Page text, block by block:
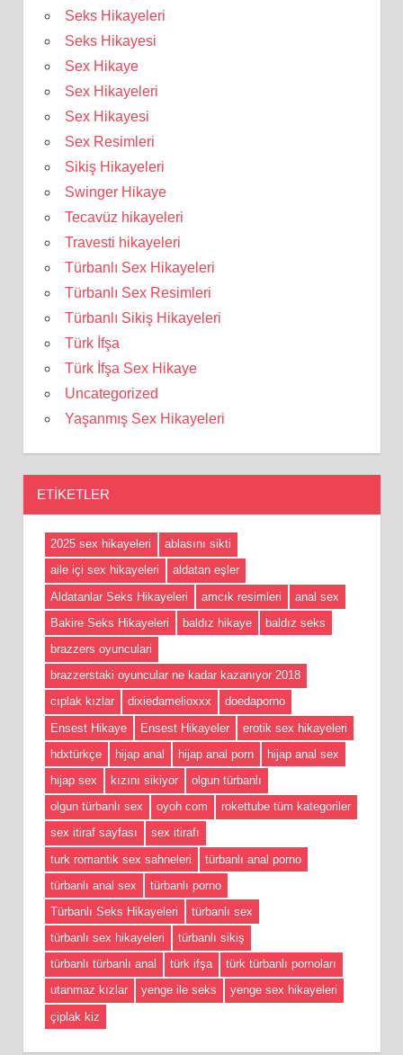
Seks Hikayeleri
Seks Hikayesi
Sex Hikaye
Sex Hikayeleri
Sex Hikayesi
Sex Resimleri
Sikiş Hikayeleri
Swinger Hikaye
Tecavüz hikayeleri
Travesti hikayeleri
Türbanlı Sex Hikayeleri
Türbanlı Sex Resimleri
Türbanlı Sikiş Hikayeleri
Türk İfşa
Türk İfşa Sex Hikaye
Uncategorized
Yaşanmış Sex Hikayeleri
ETIKETLER
2025 sex hikayeleri
ablasını sikti
aile içi sex hikayeleri
aldatan eşler
Aldatanlar Seks Hikayeleri
amcık resimleri
anal sex
Bakire Seks Hikayeleri
baldız hikaye
baldız seks
brazzers oyunculari
brazzerstaki oyuncular ne kadar kazanıyor 2018
cıplak kızlar
dixiedamelioxxx
doedaporno
Ensest Hikaye
Ensest Hikayeler
erotik sex hikayeleri
hdxtürkçe
hijap anal hijap anal porn
hijap anal sex
hijap sex
kızını sikiyor
olgun türbanlı
olgun türbanlı sex
oyoh com
rokettube tüm kategoriler
sex itiraf sayfası
sex itirafı
turk romantik sex sahneleri
türbanlı anal porno
türbanlı anal sex
türbanlı porno
Türbanlı Seks Hikayeleri
türbanlı sex
türbanlı sex hikayeleri
türbanlı sikiş
türbanlı türbanlı anal
türk ifşa
türk türbanlı pornoları
utanmaz kızlar
yenge ile seks
yenge sex hikayeleri
çiplak kiz